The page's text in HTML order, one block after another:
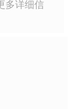
多详细信
邮件